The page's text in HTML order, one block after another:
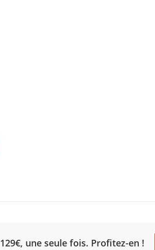
129€, une seule fois. Profitez-en !